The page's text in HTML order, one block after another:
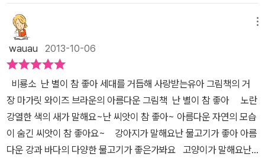
수씨, 꽃씨, 요런 씨앗 조런 씨앗.땅 위로 초록 새싹 틔우는 씨,동실동
실 떠다니는 민들레 씨,난 씨앗이 참 좋아 '난 씨앗이 참 좋아'라는 구
절이 처음과 끝에 반복되어 반복되는 어구를 좋아하는 유아들에게 읽
어주기 좋구요.또 한참 '왜?' '이건 뭐지?'하면서 호기심이 많은 시기
유아들에게 친숙한 동물 새를 매개체로 하여 다양한 씨앗을 알려주는
글도 마음에 와 닿아요. 또 그림책이니깐 삽화를 따로 떼어 놓고 이
야기를 할 수가 없는데요!다른 책들과 사뭇 다르게 알록달록한 천을
사용하여 자수를 놓거나 천 무늬를 그대로 활용하여 동물이나 사물을
입체적으로 표현하는 콜라주 기법을 사용했어요~그래서 다소 밋밋
게 잠자리 동화로 읽어주기 좋을듯 하다. 보드북 치고는 꽤 많은 페
이지수로 약간 두툼한 느낌이지만어린 연령일수록 보드북이 페이지
를 스스로 넘기기에도 편하고 엄마와 신경전을 벌일 필요도 없
다. 등장하는 동물마다 자신이 좋아하는것을 말해주는데자세히 삽
화를 살펴보면 이 책의 매력이 스르륵 보이기 시작한다. 새의 날개는
깃털을 물감으로 찍은듯 보이고 배경은 아이가 낙서한것처럼 되어있
는데다가다양한 질감을 느낄 수 있도록 여러 종이를 붙인 꼴라쥬 형
태를 띄고 있다. 또 씨앗들은 꼭 실제같이 들어가있고 각각의 페
이지마다 새로운 재료들로 채워져 있어 아이와 책을 보고 난 뒤 독후
활동으로 연계하기도 좋다. 사실적인 질감을 넣어 꼴라쥬 형식으
wauau 2013-10-06
비룡소 난 별이 참 좋아 세대를 거듭해 사랑받는유아 그림책의 거
장 마가릿 와이즈 브라운의 아름다운 그림책 난 별이 참 좋아 노란
강열한 색의 새가 말해요~난 씨앗이 참 좋아~ 아름다운 자연의 모습
이 숨긴 씨앗이 참 좋아요~ 강아지가 말해요난 물고기가 좋아 아름
다운 강과 바다의 다양한 물고기가 좋은가봐요 고양이가 말해요난